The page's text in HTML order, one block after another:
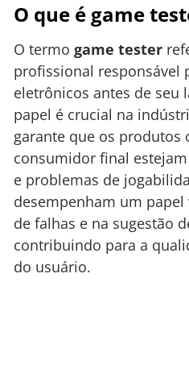
O que é game
O termo game tester
profissional responsável
eletrônicos antes de seu
papel é crucial na
garante que os produtos
consumidor final
e problemas de
desempenham um
de falhas e na sugestão
contribuindo para a
do usuário.